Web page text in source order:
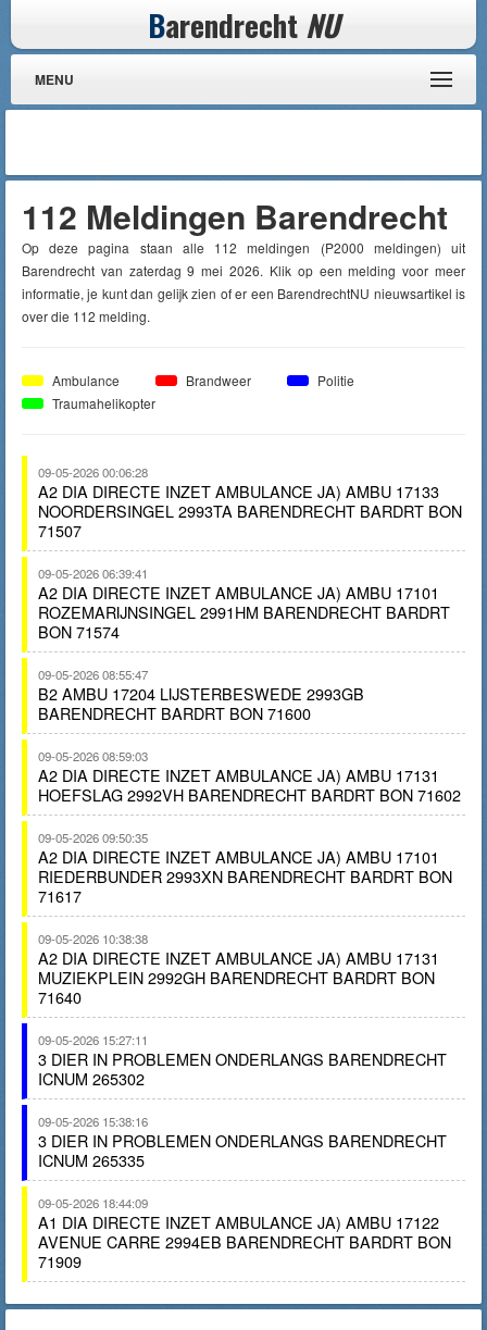
Barendrecht NU
MENU
112 Meldingen Barendrecht
Op deze pagina staan alle 112 meldingen (P2000 meldingen) uit
Barendrecht van zaterdag 9 mei 2026. Klik op een melding voor meer
informatie, je kunt dan gelijk zien of er een BarendrechtNU nieuwsartikel is
over die 112 melding.
Ambulance Brandweer
Politie
Traumahelikopter
09-05-2026 00:06:28
A2 DIA DIRECTE INZET AMBULANCE JA) AMBU 17133
NOORDERSINGEL 2993TA BARENDRECHT BARDRT BON
71507
09-05-2026 06:39:41
A2 DIA DIRECTE INZET AMBULANCE JA) AMBU 17101
ROZEMARIJNSINGEL 2991HM BARENDRECHT BARDRT
BON 71574
09-05-2026 08:55:47
B2 AMBU 17204 LIJSTERBESWEDE 2993GB
BARENDRECHT BARDRT BON 71600
09-05-2026 08:59:03
A2 DIA DIRECTE INZET AMBULANCE JA) AMBU 17131
HOEFSLAG 2992VH BARENDRECHT BARDRT BON 71602
09-05-2026 09:50:35
A2 DIA DIRECTE INZET AMBULANCE JA) AMBU 17101
RIEDERBUNDER 2993XN BARENDRECHT BARDRT BON
71617
09-05-2026 10:38:38
A2 DIA DIRECTE INZET AMBULANCE JA) AMBU 17131
MUZIEKPLEIN 2992GH BARENDRECHT BARDRT BON
71640
09-05-2026 15:27:11
3 DIER IN PROBLEMEN ONDERLANGS BARENDRECHT
ICNUM 265302
09-05-2026 15:38:16
3 DIER IN PROBLEMEN ONDERLANGS BARENDRECHT
ICNUM 265335
09-05-2026 18:44:09
A1 DIA DIRECTE INZET AMBULANCE JA) AMBU 17122
AVENUE CARRE 2994EB BARENDRECHT BARDRT BON
71909